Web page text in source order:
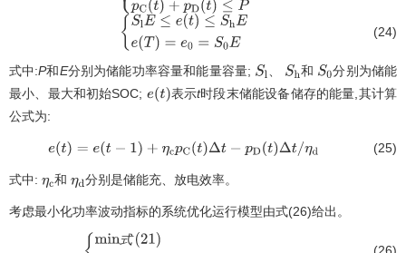
S ≤e(t T)= e0 (24)
式中:P和E分别为储能功率容量和能量容量; Sl Sh和 S0分别为储能
最小、最大和初始SOC; e(t) 表示t时段末储能设备储存的能量,其计算
公式为:
e(t)= e(t -1)+ ηc pC (t)Δt-pD(t)Δt/ηd (25)
式中: ηc和 ηd分别是储能充、放电效率。
考虑最小化功率波动指标的系统优化运行模型由式(26)给出。
式